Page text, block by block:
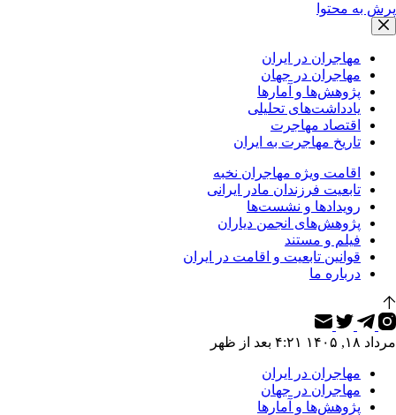
پرش به محتوا
مهاجران در ایران
مهاجران در جهان
پژوهش‌ها و آمارها
یادداشت‌های تحلیلی
اقتصاد مهاجرت
تاریخ مهاجرت به ایران
اقامت ویژه مهاجران نخبه
تابعیت فرزندان مادر ایرانی
رویدادها و نشست‌ها
پژوهش‌های انجمن دیاران
فیلم و مستند
قوانین تابعیت و اقامت در ایران
درباره ما
مرداد ۱۸, ۱۴۰۵ ۴:۲۱ بعد از ظهر
مهاجران در ایران
مهاجران در جهان
پژوهش‌ها و آمارها